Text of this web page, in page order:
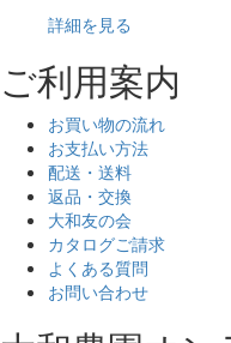
詳細を見る
ご利用案内
お買い物の流れ
お支払い方法
配送・送料
返品・交換
大和友の会
カタログご請求
よくある質問
お問い合わせ